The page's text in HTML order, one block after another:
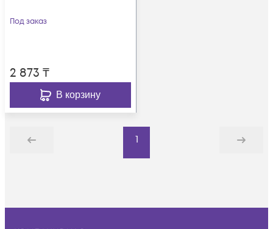
Под заказ
2 873 ₸
В корзину
Назад
1
Дальше